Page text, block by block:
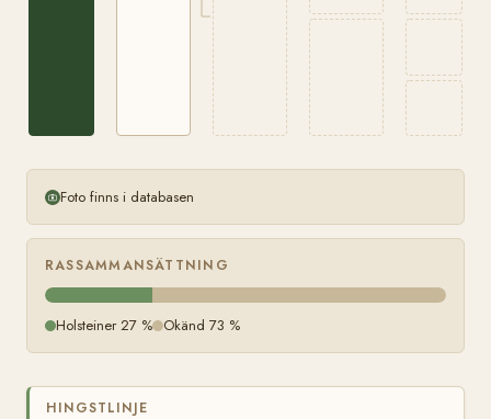
Foto finns i databasen
RASSAMMANSÄTTNING
Holsteiner 27 % Okänd 73 %
HINGSTLINJE